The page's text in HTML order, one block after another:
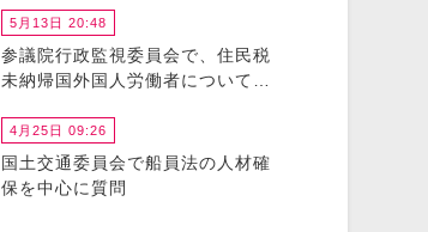
5月13日 20:48
参議院行政監視委員会で、住民税
未納帰国外国人労働者について政
4月25日 09:26
国土交通委員会で船員法の人材確
保を中心に質問